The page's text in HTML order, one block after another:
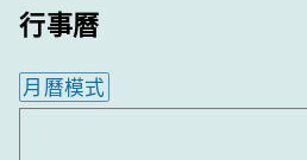
行事曆
月曆模式